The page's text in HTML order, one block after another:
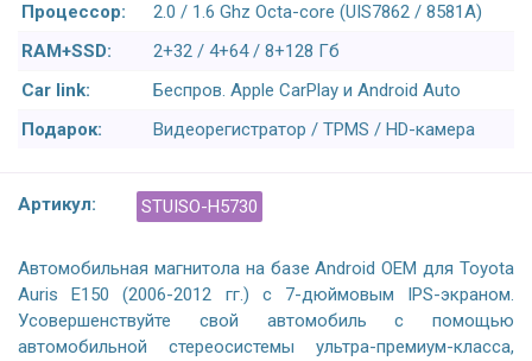
Процессор:
2.0 / 1.6 Ghz Octa-core (UIS7862 / 8581A)
RAM+SSD:
2+32 / 4+64 / 8+128 Гб
Car link:
Беспров. Apple CarPlay и Android Auto
Подарок:
Видеорегистратор / TPMS / HD-камера
Артикул: STUISO-H5730
Автомобильная магнитола на базе Android OEM для Toyota
Auris E150 (2006-2012 гг.) с 7-дюймовым IPS-экраном.
Усовершенствуйте свой автомобиль с помощью
автомобильной стереосистемы ультра-премиум-класса,